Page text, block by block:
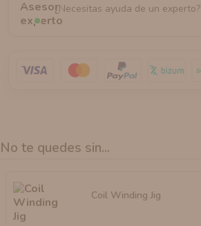
¿Necesitas ayuda de un experto?
No te quedes sin...
Coil Winding Jig